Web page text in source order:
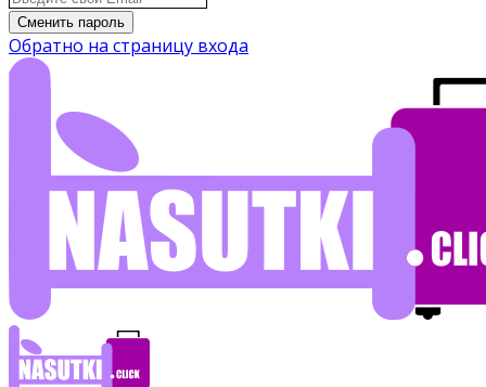
Сменить пароль
Обратно на страницу входа